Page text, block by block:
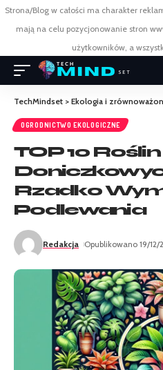
Strona/Blog w całości ma charakter
mają na celu pozycjonowanie stron
użytkowników, a
TechMindset > Ekologia i
OGRODNICTWO EKOLOGICZNE
TOP 10 Roślin
Rzadko
Podlewania
Redakcja Opublikowano 19/12/